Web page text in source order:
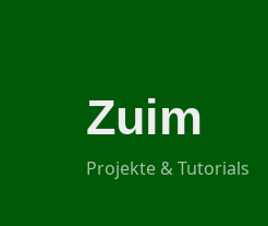
Zuim
Projekte & Tutorials